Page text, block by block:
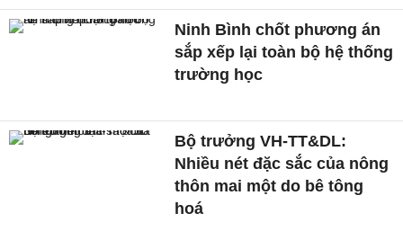
Ninh Bình chốt phương án
sắp xếp lại toàn bộ hệ thống
trường học
Bộ trưởng VH-TT&DL:
Nhiều nét đặc sắc của nông
thôn mai một do bê tông
hoá